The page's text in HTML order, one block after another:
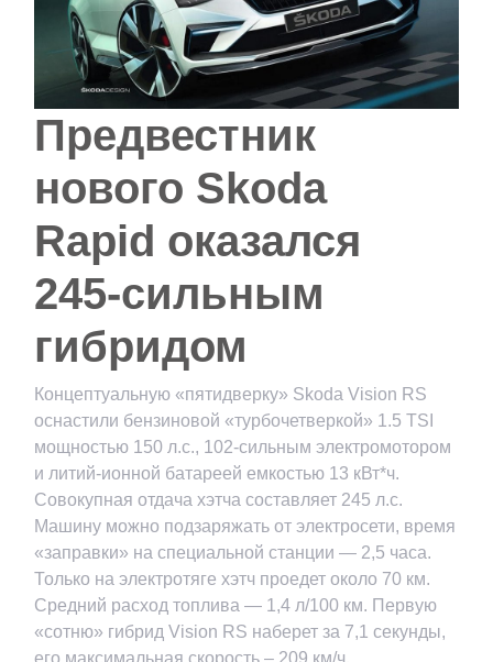
Предвестник
нового Skoda
Rapid оказался
245-сильным
гибридом
Концептуальную «пятидверку» Skoda Vision RS
оснастили бензиновой «турбочетверкой» 1.5 TSI
мощностью 150 л.с., 102-сильным электромотором
и литий-ионной батареей емкостью 13 кВт*ч.
Совокупная отдача хэтча составляет 245 л.с.
Машину можно подзаряжать от электросети, время
«заправки» на специальной станции — 2,5 часа.
Только на электротяге хэтч проедет около 70 км.
Средний расход топлива — 1,4 л/100 км. Первую
«сотню» гибрид Vision RS наберет за 7,1 секунды,
его максимальная скорость – 209 км/ч.